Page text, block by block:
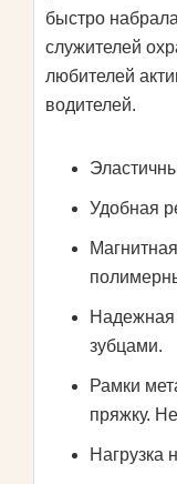
быстро
служителей
любителей
водителей.
Удобная
зубцами.
Рамки
пряжку.
Нагрузка